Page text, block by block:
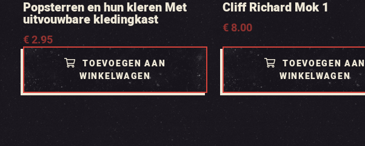
Popsterren en hun kleren Met
uitvouwbare kledingkast
€2.95
TOEVOEGEN AAN
WINKELWAGEN
Cliff Richard Mok 1
€8.00
TOEVOEGEN AAN
WINKELWAGEN